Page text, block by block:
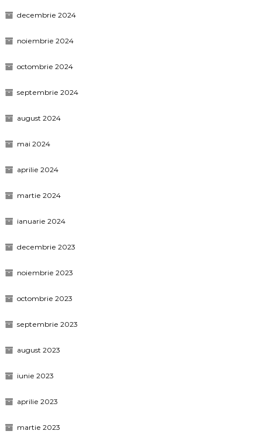
decembrie 2024
noiembrie 2024
octombrie 2024
septembrie 2024
august 2024
mai 2024
aprilie 2024
martie 2024
ianuarie 2024
decembrie 2023
noiembrie 2023
octombrie 2023
septembrie 2023
august 2023
iunie 2023
aprilie 2023
martie 2023